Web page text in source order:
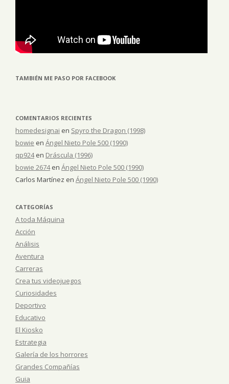
TAMBIÉN ME PASO POR FACEBOOK
COMENTARIOS RECIENTES
homedesignai en Spyro the Dragon (1998)
bowie en Ángel Nieto Pole 500 (1990)
qp924en Dráscula (1996)
bowie 2674en Ángel Nieto Pole 500 (1990)
Carlos Martínez en Ángel Nieto Pole 500 (1990)
CATEGORÍAS
A toda Máquina
Acción
Análisis
Aventura
Carreras
Crea tus videojuegos
Curiosidades
Deportivo
Educativo
El Kiosko
Estrategia
Galería de los horrores
Grandes Compañías
Guia